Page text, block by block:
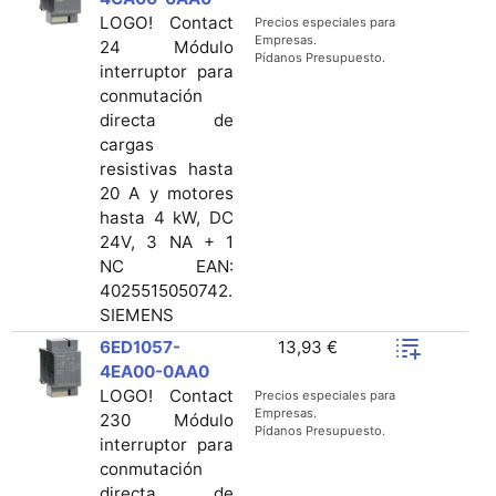
LOGO! Contact
24 Módulo
interruptor para
conmutación
directa de
cargas
resistivas hasta
20 A y motores
hasta 4 kW, DC
24V, 3 NA + 1
NC EAN:
4025515050742.
SIEMENS
Precios especiales para
Empresas.
Pídanos Presupuesto.
6ED1057-
4EA00-0AA0
13,93 €
LOGO! Contact
230 Módulo
interruptor para
conmutación
Precios especiales para
Empresas.
Pídanos Presupuesto.